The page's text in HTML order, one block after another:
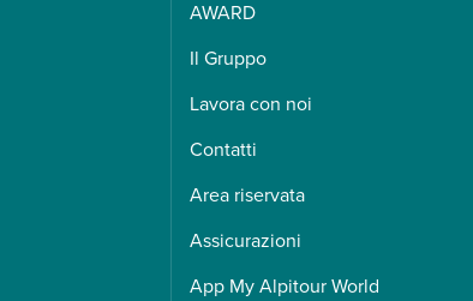
AWARD
Il Gruppo
Lavora con noi
Contatti
Area riservata
Assicurazioni
App My Alpitour World